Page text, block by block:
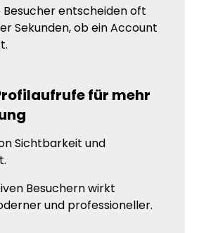
Besucher entscheiden oft
Sekunden, ob ein Account
für mehr
Sichtbarkeit und
Besuchern wirkt
und professioneller.